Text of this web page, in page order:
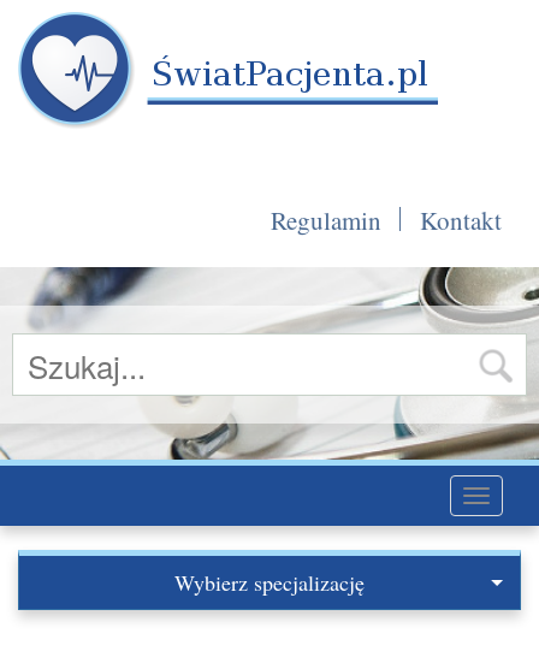
Regulamin Kontakt
Toggle
Wybierz specjalizację